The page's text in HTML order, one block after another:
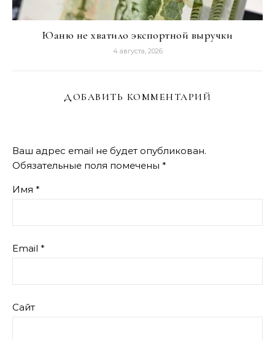
Юаню не хватило экспортной выручки
4 августа, 2026
ДОБАВИТЬ КОММЕНТАРИЙ
Ваш адрес email не будет опубликован.
Обязательные поля помечены *
Имя *
Email *
Сайт